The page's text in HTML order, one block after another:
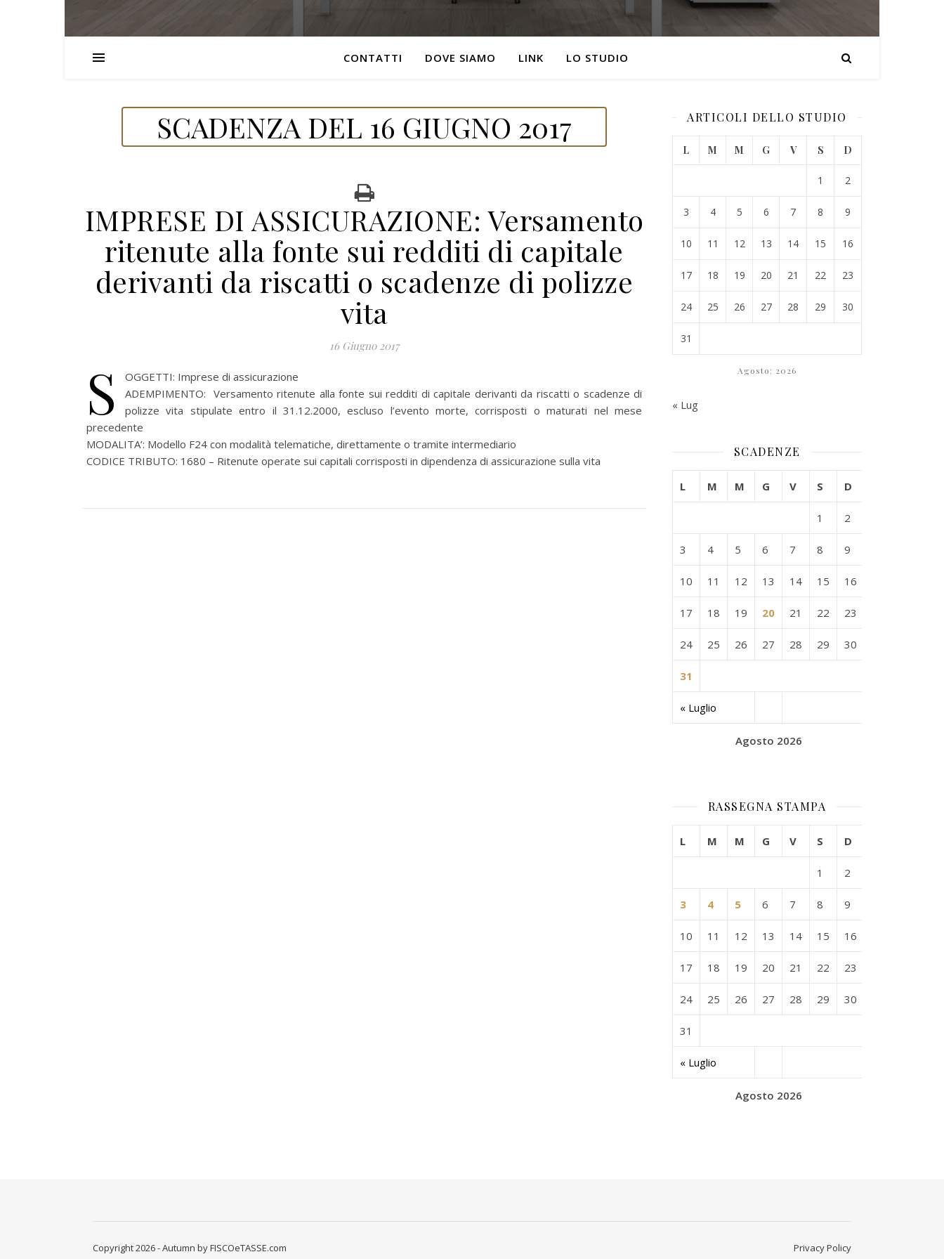
CONTATTI DOVE SIAMO LINK LO STUDIO
SCADENZA DEL 16 GIUGNO 2017
IMPRESE DI ASSICURAZIONE: Versamento
ritenute alla fonte sui redditi di capitale
derivanti da riscatti o scadenze di polizze
vita
16 Giugno 2017
S
OGGETTI: Imprese di assicurazione
ADEMPIMENTO: Versamento ritenute alla fonte sui redditi di capitale derivanti da riscatti o scadenze di
polizze vita stipulate entro il 31.12.2000, escluso l’evento morte, corrisposti o maturati nel mese
precedente
MODALITA’: Modello F24 con modalità telematiche, direttamente o tramite intermediario
CODICE TRIBUTO: 1680 – Ritenute operate sui capitali corrisposti in dipendenza di assicurazione sulla vita
ARTICOLI DELLO STUDIO
Agosto: 2026
L M M G V S D
1 2
3 4 5 6 7 8 9
10 11 12 13 14 15 16
17 18 19 20 21 22 23
24 25 26 27 28 29 30
31
« Lug
SCADENZE
Agosto 2026
L M M G V S D
« Luglio
1 2
3 4 5 6 7 8 9
10 11 12 13 14 15 16
17 18 19 20 21 22 23
24 25 26 27 28 29 30
31
RASSEGNA STAMPA
Agosto 2026
L M M G V S D
« Luglio
1 2
3 4 5 6 7 8 9
10 11 12 13 14 15 16
17 18 19 20 21 22 23
24 25 26 27 28 29 30
31
Privacy Policy
Copyright 2026 - Autumn by FISCOeTASSE.com